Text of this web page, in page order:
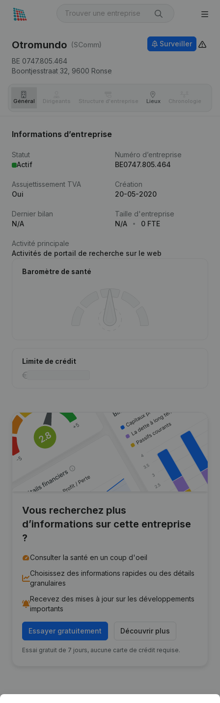
Otromundo (SComm)
BE 0747.805.464
Boontjesstraat 32, 9600 Ronse
Surveiller
Général Dirigeants Structure d'entreprise Lieux Chronologie
Informations d’entreprise
Statut
Actif
Numéro d’entreprise
BE0747.805.464
Assujettissement TVA
Oui
Création
20-05-2020
Dernier bilan
N/A
Taille d'entreprise
N/A
0 FTE
Activité principale
Activités de portail de recherche sur le web
Baromètre de santé
Limite de crédit
Vous recherchez plus
d’informations sur cette entreprise
?
Consulter la santé en un coup d'oeil
Choisissez des informations rapides ou des détails
granulaires
Recevez des mises à jour sur les développements
importants
Essayer gratuitement Découvrir plus
Essai gratuit de 7 jours, aucune carte de crédit requise.